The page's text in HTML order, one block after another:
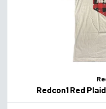
Redcon1 Red